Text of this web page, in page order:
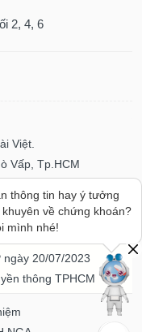
2, 4, 6
Việt.
Vấp, Tp.HCM
3848 7237
04/11/2016
02/11/2017
20/07/2023
thông TPHCM
thông tin hay ý tưởng
khuyên về chứng khoán?
mình nhé!